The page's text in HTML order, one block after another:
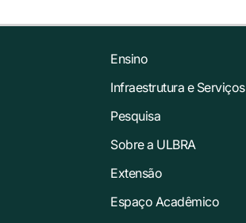
Ensino
Infraestrutura e Serviços
Pesquisa
Sobre a ULBRA
Extensão
Espaço Acadêmico